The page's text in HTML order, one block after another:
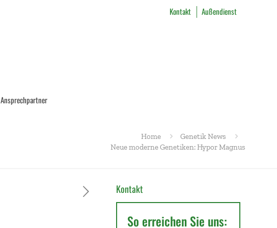
Kontakt Außendienst
Ansprechpartner
Home
Genetik News
Neue moderne Genetiken: Hypor Magnus
Kontakt
So erreichen Sie uns: